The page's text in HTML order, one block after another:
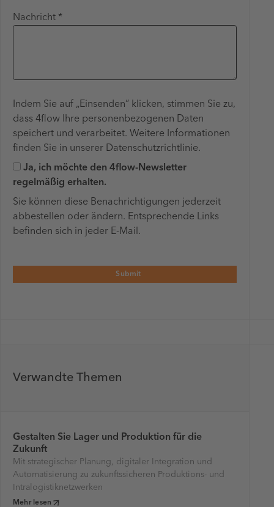
Nachricht *
Indem Sie auf „Einsenden“ klicken, stimmen Sie zu,
dass 4flow Ihre personenbezogenen Daten
speichert und verarbeitet. Weitere Informationen
finden Sie in unserer Datenschutzrichtlinie.
Ja, ich möchte den 4flow-Newsletter
regelmäßig erhalten.
Sie können diese Benachrichtigungen jederzeit
abbestellen oder ändern. Entsprechende Links
befinden sich in jeder E-Mail.
Verwandte Themen
Gestalten Sie Lager und Produktion für die
Zukunft
Mit strategischer Planung, digitaler Integration und
Automatisierung zu zukunftssicheren Produktions- und
Intralogistiknetzwerken
Mehr lesen